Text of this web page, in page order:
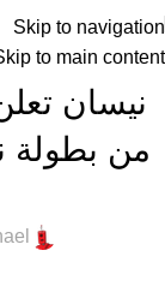
Skip to navigation
to main content
نيسان